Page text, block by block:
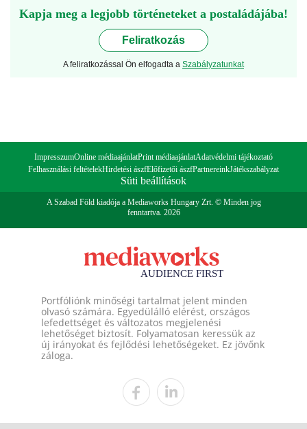
Kapja meg a legjobb történeteket a postaládájába!
Feliratkozás
A feliratkozással Ön elfogadta a Szabályzatunkat
ImpresszumOnline médiaajánlatPrint médiaajánlatAdatvédelmi tájékoztató
Felhasználási feltételekHirdetési ászfElőfizetői ászfPartnereinkJátékszabályzat
Süti beállítások
A Szabad Föld kiadója a Mediaworks Hungary Zrt. © Minden jog
fenntartva. 2026
Portfóliónk minőségi tartalmat jelent minden
olvasó számára. Egyedülálló elérést, országos
lefedettséget és változatos megjelenési
lehetőséget biztosít. Folyamatosan keressük az
új irányokat és fejlődési lehetőségeket. Ez jövőnk
záloga.